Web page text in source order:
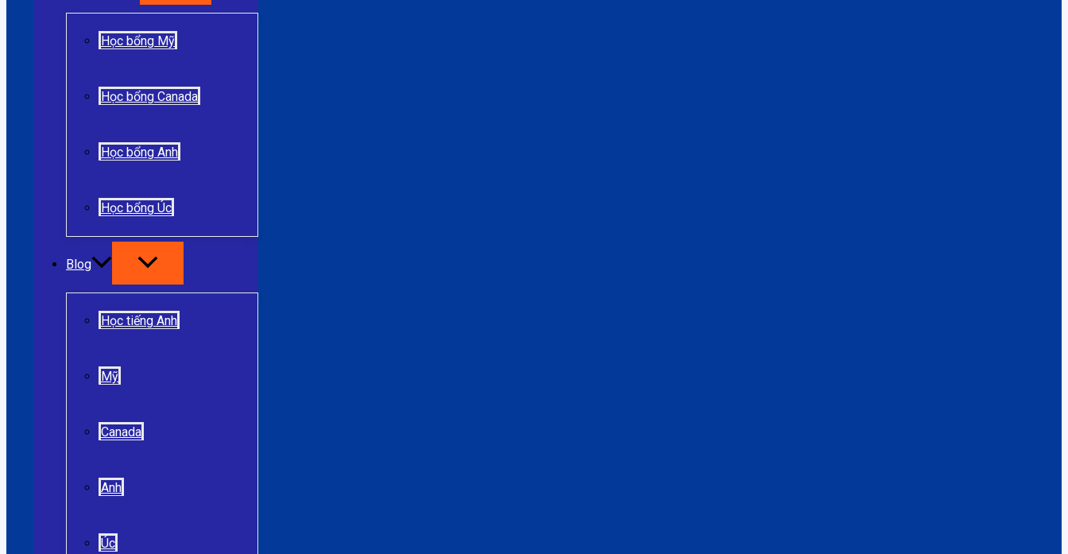
Học bổng Mỹ
Học bổng Canada
Học bổng Anh
Học bổng Úc
Blog
Học tiếng Anh
Mỹ
Canada
Anh
Úc